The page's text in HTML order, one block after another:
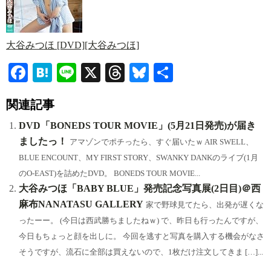
大谷みつほ [DVD][大谷みつほ]
Fa
bo
ok
H
en
a
Li
X
T
ds
Bl
y
関連記事
DVD「BONEDS TOUR MOVIE」(5月21日発売)が届き
ましたっ！
アマゾンでポチったら、すぐ届いたｗ AIR SWELL、
BLUE ENCOUNT、MY FIRST STORY、SWANKY DANKのライブ(1月
のO-EAST)を詰めたDVD。 BONEDS TOUR MOVIE...
大谷みつほ「BABY BLUE」発売記念写真展(2日目)＠西
麻布NANATASU GALLERY 家で野球見てたら、出発が遅くな
ったーー。 (今日は西武勝ちましたねｗ) で、昨日も行ったんですが、
今日もちょっと顔を出しに。 今回を逃すと写真を購入する機会がなさ
そうですが、流石に全部は買えないので、1枚だけ注文してきま […]...